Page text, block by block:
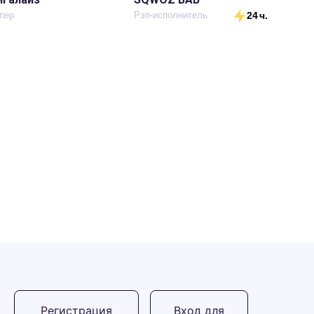
Рэп-исполнитель 24 ч.
Регистрация Вход для